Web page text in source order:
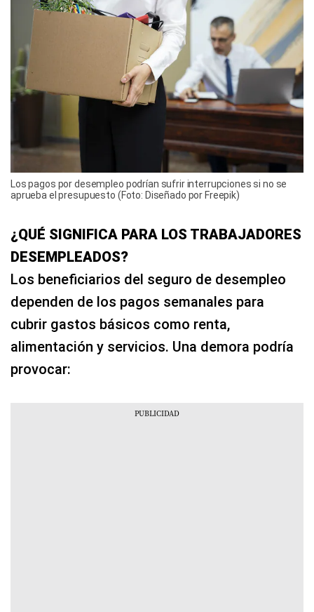
Los pagos por desempleo podrían sufrir interrupciones si no se
aprueba el presupuesto (Foto: Diseñado por Freepik)
¿QUÉ SIGNIFICA PARA LOS TRABAJADORES
DESEMPLEADOS?
Los beneficiarios del seguro de desempleo
dependen de los pagos semanales para
cubrir gastos básicos como renta,
alimentación y servicios. Una demora podría
provocar: